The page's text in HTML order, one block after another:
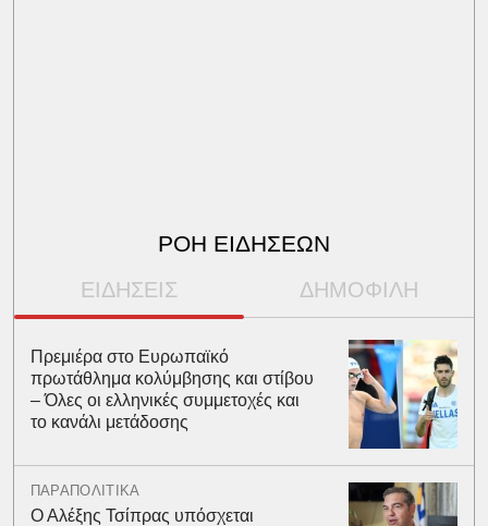
ΡΟΗ ΕΙΔΗΣΕΩΝ
ΕΙΔΗΣΕΙΣ ΔΗΜΟΦΙΛΗ
Πρεμιέρα στο Ευρωπαϊκό
πρωτάθλημα κολύμβησης και στίβου
– Όλες οι ελληνικές συμμετοχές και
το κανάλι μετάδοσης
ΠΑΡΑΠΟΛΙΤΙΚΑ
Ο Αλέξης Τσίπρας υπόσχεται